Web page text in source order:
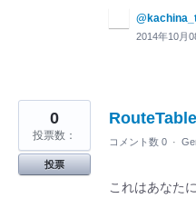
2014年10月
0
投票数：
投票
コメント数 0 ·
これはあなた